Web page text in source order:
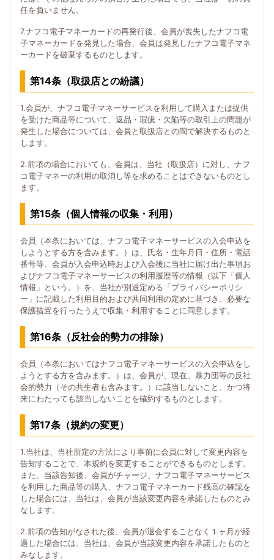
任を負いません。
7.ナフコ電子マネーカードの再発行後、会員が喪失したナフコ電
子マネーカードを発見した場合、会員は発見したナフコ電子マネ
ーカードを破棄するものとします。
第14条（取扱店との紛議）
1.会員が、ナフコ電子マネーサービスを利用して購入または提供
を受けた商品等について、返品・瑕疵・欠陥等の取引上の問題が
発生した場合については、会員と取扱店との間で解決するものと
します。
2.前項の場合においても、会員は、当社（取扱店）に対し、ナフ
コ電子マネーの利用の取消し等を求めることはできないものとし
ます。
第15条（個人情報の収集・利用）
会員（本条においては、ナフコ電子マネーサービスの入会申込を
しようとする方を含みます。）は、氏名・生年月日・住所・電話
番号等、会員が入会申込時および入会後に当社に届け出た事項お
よびナフコ電子マネーサービスの利用履歴等の情報（以下「個人
情報」という。）を、当社が別途定める「プライバシーポリシ
ー」に記載した利用目的および共同利用の定めに基づき、必要な
保護措置を行ったうえで収集・利用することに同意します。
第16条（反社会的勢力の排除）
会員（本条においてはナフコ電子マネーサービスの入会申込をし
ようとする方を含みます。）は、会員が、現在、暴力団等の反社
会的勢力（その共生者も含みます。）に該当しないこと、かつ将
来にわたっても該当しないことを確約するものとします。
第17条（規約の変更）
1.当社は、当社所定の方法により事前に会員に対して変更内容を
告知することで、本規約を変更することができるものとします。
また、当該告知後、会員がチャージ、ナフコ電子マネーサービス
を利用した商品等の購入、ナフコ電子マネーカード残高の確認を
した場合には、当社は、会員が当該変更内容を承諾したものとみ
なします。
2.前項の告知がなされた後、会員が退会することなく１ヶ月が経
過した場合には、当社は、会員が当該変更内容を承諾したものと
みなします。